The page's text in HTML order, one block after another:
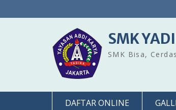
to
SMK
SMK Bisa,
DAFTAR ONLINE